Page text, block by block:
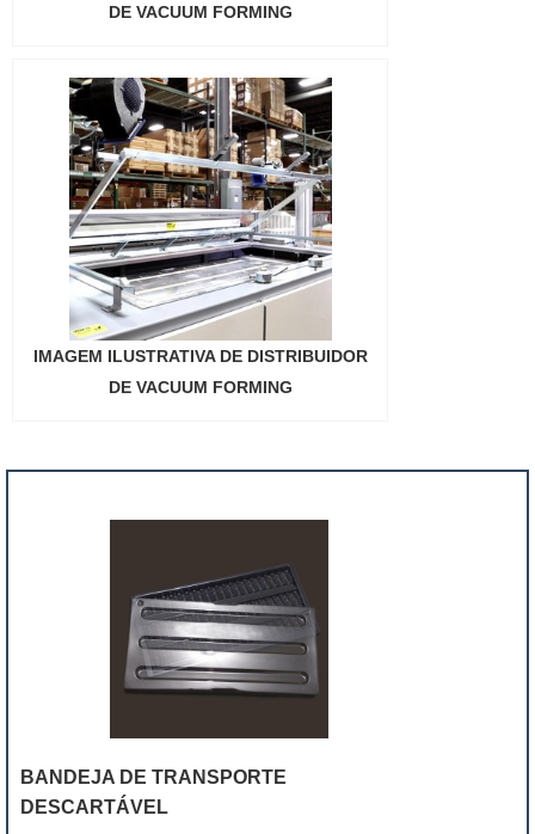
DE VACUUM FORMING
IMAGEM ILUSTRATIVA DE DISTRIBUIDOR
DE VACUUM FORMING
BANDEJA DE TRANSPORTE
DESCARTÁVEL